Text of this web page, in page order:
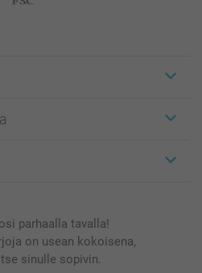
parhaalla tavalla!
on usean kokoisena,
sinulle sopivin.